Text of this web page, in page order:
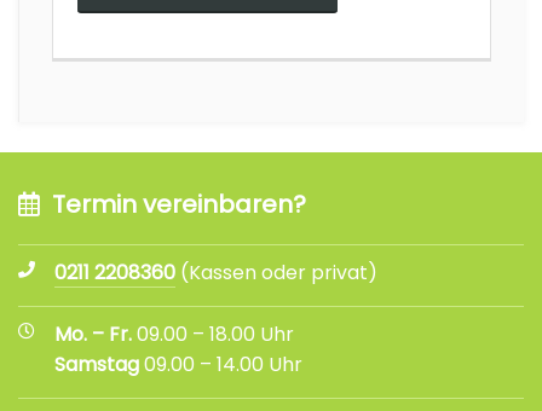
Termin vereinbaren?
0211 2208360 (Kassen oder privat)
Mo. – Fr.09.00 – 18.00 Uhr
Samstag09.00 – 14.00 Uhr